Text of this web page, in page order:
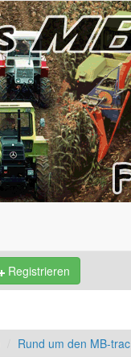
Registrieren
Rund um den MB-trac